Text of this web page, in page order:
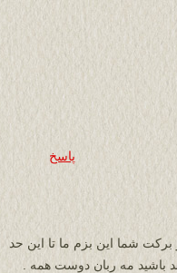
پاسخ
برکت شما این بزم ما تا این حد
باشید مه ربان دوست همه .